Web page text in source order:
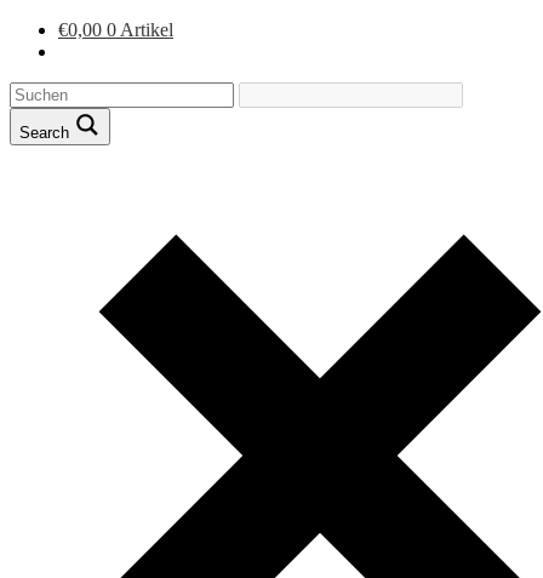
€0,00 0 Artikel
Search